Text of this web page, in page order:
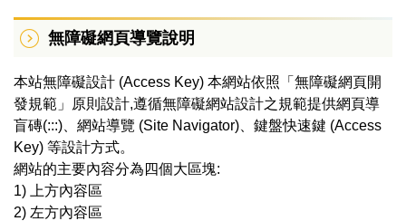
無障礙網頁導覽說明
本站無障礙設計 (Access Key) 本網站依照「無障礙網頁開
發規範」原則設計,遵循無障礙網站設計之規範提供網頁導
盲磚(:::)、網站導覽 (Site Navigator)、鍵盤快速鍵 (Access
Key) 等設計方式。
網站的主要內容分為四個大區塊:
1) 上方內容區
2) 左方內容區